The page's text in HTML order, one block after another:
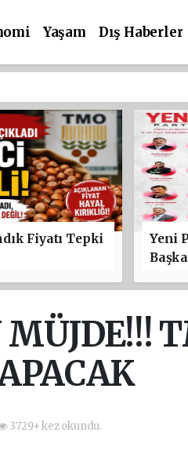
Yaşam Dış Haberler
Fiyatı Tepki
Yeni
3729+ kez okundu.